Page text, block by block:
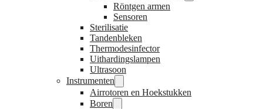
Röntgen armen
Sensoren
Sterilisatie
Tandenbleken
Thermodesinfector
Uithardingslampen
Ultrasoon
Instrumenten
Airrotoren en Hoekstukken
Boren